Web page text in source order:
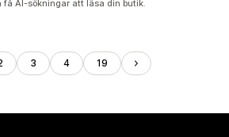
få AI-sökningar att läsa din butik.
3 4 19